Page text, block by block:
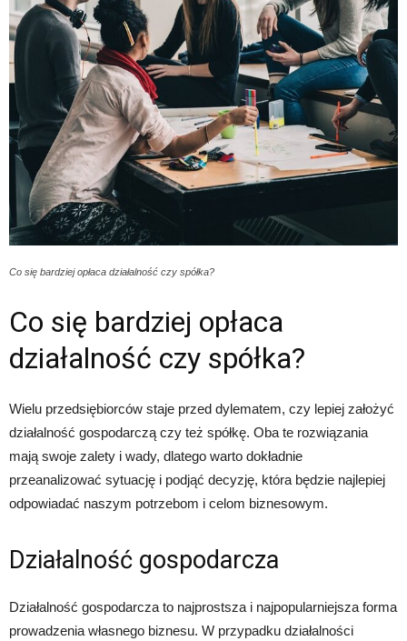
Co się bardziej opłaca działalność czy spółka?
Co się bardziej opłaca
działalność czy spółka?
Wielu przedsiębiorców staje przed dylematem, czy lepiej założyć
działalność gospodarczą czy też spółkę. Oba te rozwiązania
mają swoje zalety i wady, dlatego warto dokładnie
przeanalizować sytuację i podjąć decyzję, która będzie najlepiej
odpowiadać naszym potrzebom i celom biznesowym.
Działalność gospodarcza
Działalność gospodarcza to najprostsza i najpopularniejsza forma
prowadzenia własnego biznesu. W przypadku działalności